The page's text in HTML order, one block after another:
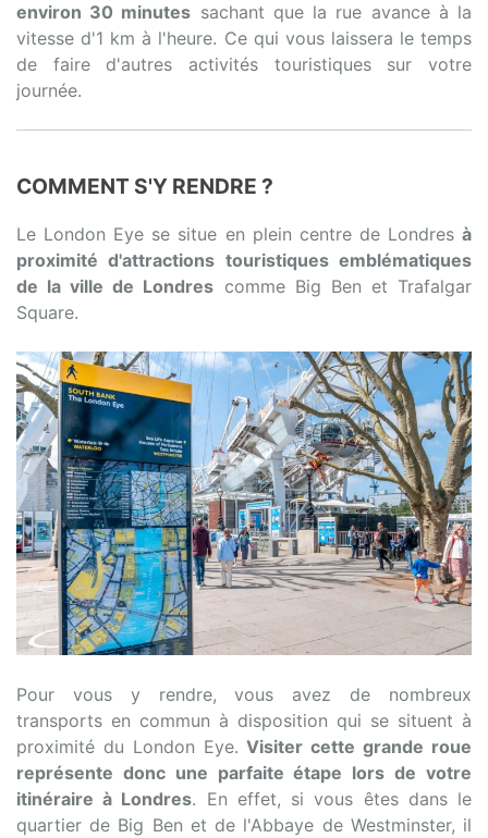
environ 30 minutes sachant que la rue avance à la
vitesse d'1 km à l'heure. Ce qui vous laissera le temps
de faire d'autres activités touristiques sur votre
journée.
COMMENT S'Y RENDRE ?
Le London Eye se situe en plein centre de Londres à
proximité d'attractions touristiques emblématiques
de la ville de Londres comme Big Ben et Trafalgar
Square.
Pour vous y rendre, vous avez de nombreux
transports en commun à disposition qui se situent à
proximité du London Eye.Visiter cette grande roue
représente donc une parfaite étape lors de votre
itinéraire à Londres. En effet, si vous êtes dans le
quartier de Big Ben et de l'Abbaye de Westminster, il